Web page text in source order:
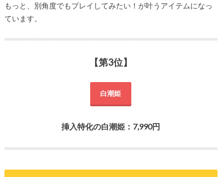
もっと、別角度でもプレイしてみたい！が叶うアイテムになっ
ています。
【第3位】
白潮姫
挿入特化の白潮姫：7,990円